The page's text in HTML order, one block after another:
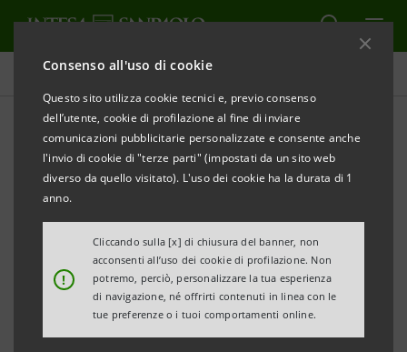
Consenso all'uso di cookie
Questo sito utilizza cookie tecnici e, previo consenso
dell’utente, cookie di profilazione al fine di inviare
comunicazioni pubblicitarie personalizzate e consente anche
l'invio di cookie di "terze parti" (impostati da un sito web
diverso da quello visitato). L'uso dei cookie ha la durata di 1
anno.
!
Cliccando sulla [x] di chiusura del banner, non
acconsenti all’uso dei cookie di profilazione. Non
potremo, perciò, personalizzare la tua esperienza
di navigazione, né offrirti contenuti in linea con le
tue preferenze o i tuoi comportamenti online.
Comunicati stampa
STAMPA AGGIORNA
INTESA SANPAOLO PERFEZIONA IL CONFERIMENTO
IN NH HOTELES DELLA PARTECIPAZIONE DETENUTA
Torino, Milano,30 giugno– A seguito dell’approvazione
da parte dell’assemblea dei soci di NH Hotel Group
S.A. (già NH Hoteles S.A., di seguito “NH”), in data 26